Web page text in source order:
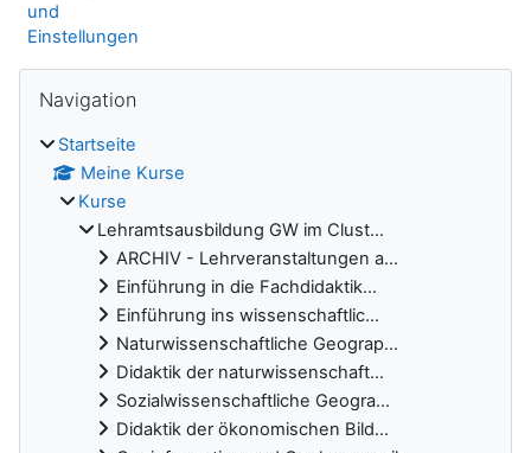
und
Einstellungen
Navigation
Startseite
Meine Kurse
Kurse
Lehramtsausbildung GW im Clust...
ARCHIV - Lehrveranstaltungen a...
Einführung in die Fachdidaktik...
Einführung ins wissenschaftlic...
Naturwissenschaftliche Geograp...
Didaktik der naturwissenschaft...
Sozialwissenschaftliche Geogra...
Didaktik der ökonomischen Bild...